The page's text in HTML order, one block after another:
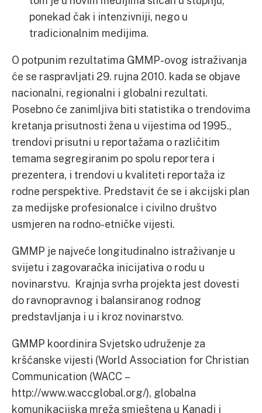
ponekad čak i intenzivniji, nego u
tradicionalnim medijima.
O potpunim rezultatima GMMP-ovog istraživanja
će se raspravljati 29. rujna 2010. kada se objave
nacionalni, regionalni i globalni rezultati.
Posebno će zanimljiva biti statistika o trendovima
kretanja prisutnosti žena u vijestima od 1995.,
trendovi prisutni u reportažama o različitim
temama segregiranim po spolu reportera i
prezentera, i trendovi u kvaliteti reportaža iz
rodne perspektive. Predstavit će se i akcijski plan
za medijske profesionalce i civilno društvo
usmjeren na rodno-etničke vijesti.
GMMP je najveće longitudinalno istraživanje u
svijetu i zagovaračka inicijativa o rodu u
novinarstvu. Krajnja svrha projekta jest dovesti
do ravnopravnog i balansiranog rodnog
predstavljanja i u i kroz novinarstvo.
GMMP koordinira Svjetsko udruženje za
kršćanske vijesti (World Association for Christian
Communication (WACC –
http://www.waccglobal.org/), globalna
komunikacijska mreža smještena u Kanadi i